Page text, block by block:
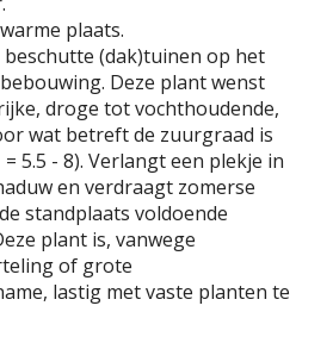
plaats.
(dak)tuinen op het
Deze plant wenst
droge tot vochthoudende,
wat betreft de zuurgraad is
5.5 - 8). Verlangt een plekje in
en verdraagt zomerse
standplaats voldoende
plant is, vanwege
of grote
lastig met vaste planten te